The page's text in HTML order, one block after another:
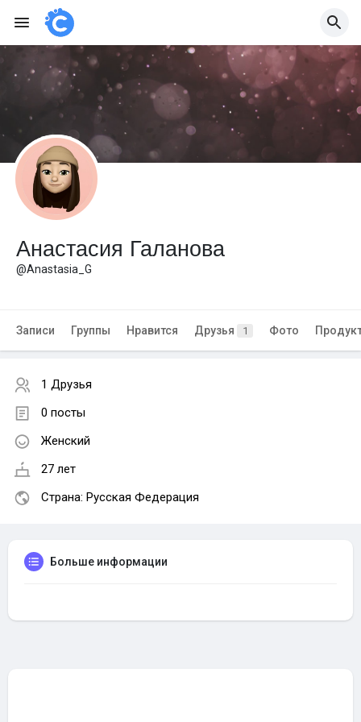
Анастасия Галанова
@Anastasia_G
Записи Группы Нравится Друзья 1 Фото
1 Друзья
0 посты
Женский
27 лет
Страна: Русская Федерация
Больше информации